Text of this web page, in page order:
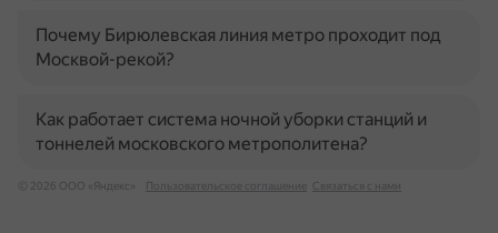
Почему Бирюлевская линия метро проходит под
Москвой-рекой?
Как работает система ночной уборки станций и
тоннелей московского метрополитена?
© 2026 ООО «Яндекс» Пользовательское соглашение Связаться с нами